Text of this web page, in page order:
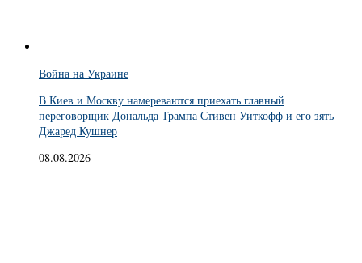
Война на Украине
В Киев и Москву намереваются приехать главный
переговорщик Дональда Трампа Стивен Уиткофф и его зять
Джаред Кушнер
08.08.2026